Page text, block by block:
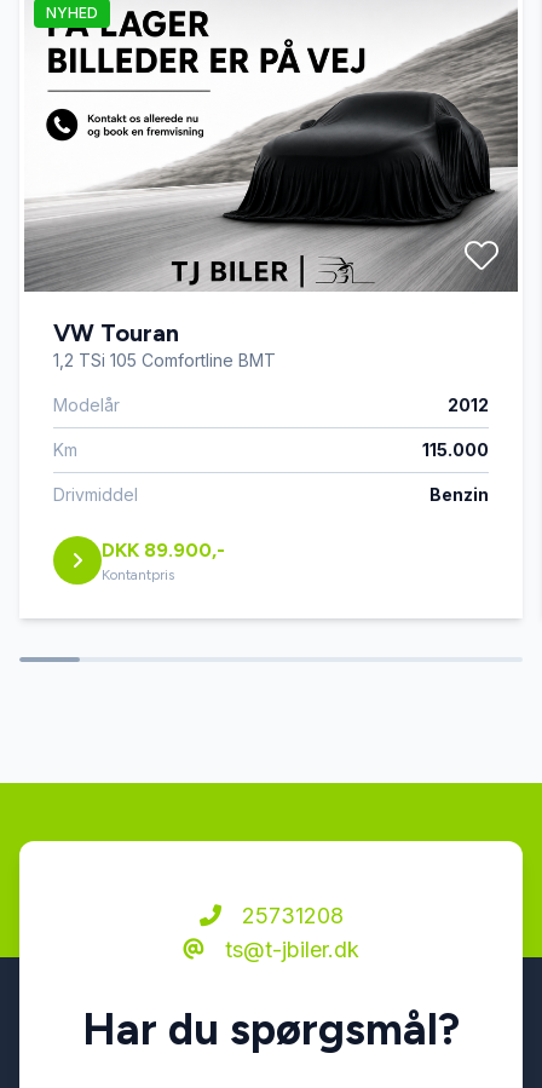
Apple CarPlay
autohold
automatgear
Automatisk lys
automatisk nødbremse
bagagerumsdækken
digitalt cockpit
dynamiske blinklys
fuld LED forlygter
højdejusterbart førersæde
NYHED
VW Touran
1,2 TSi 105 Comfortline BMT
Modelår 2012
Km 115.000
Drivmiddel Benzin
DKK 89.900,-
Kontantpris
25731208
ts@t-jbiler.dk
Har du spørgsmål?